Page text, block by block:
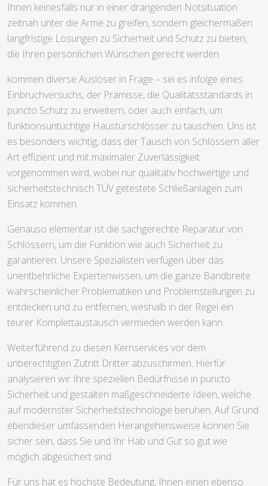
Ihnen keinesfalls nur in einer drängenden Notsituation
zeitnah unter die Arme zu greifen, sondern gleichermaßen
langfristige Lösungen zu Sicherheit und Schutz zu bieten,
die Ihren persönlichen Wünschen gerecht werden.
kommen diverse Auslöser in Frage – sei es infolge eines
Einbruchversuchs, der Prämisse, die Qualitätsstandards in
puncto Schutz zu erweitern, oder auch einfach, um
funktionsuntüchtige Haustürschlösser zu tauschen. Uns ist
es besonders wichtig, dass der Tausch von Schlössern aller
Art effizient und mit maximaler Zuverlässigkeit
vorgenommen wird, wobei nur qualitativ hochwertige und
sicherheitstechnisch TÜV getestete Schließanlagen zum
Einsatz kommen.
Genauso elementar ist die sachgerechte Reparatur von
Schlössern, um die Funktion wie auch Sicherheit zu
garantieren. Unsere Spezialisten verfügen über das
unentbehrliche Expertenwissen, um die ganze Bandbreite
wahrscheinlicher Problematiken und Problemstellungen zu
entdecken und zu entfernen, weshalb in der Regel ein
teurer Komplettaustausch vermieden werden kann.
Weiterführend zu diesen Kernservices vor dem
unberechtigten Zutritt Dritter abzuschirmen. Hierfür
analysieren wir Ihre speziellen Bedürfnisse in puncto
Sicherheit und gestalten maßgeschneiderte Ideen, welche
auf modernster Sicherheitstechnologie beruhen. Auf Grund
ebendieser umfassenden Herangehensweise können Sie
sicher sein, dass Sie und Ihr Hab und Gut so gut wie
möglich abgesichert sind.
Für uns hat es höchste Bedeutung, Ihnen einen ebenso